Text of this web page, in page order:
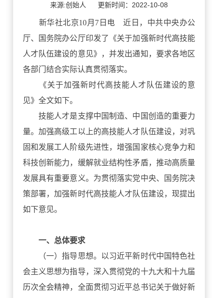
来源:创始人 更新时间：2022-10-08
新华社北京10月7日电 近日，中共中央办公
厅、国务院办公厅印发了《关于加强新时代高技能
人才队伍建设的意见》，并发出通知，要求各地区
各部门结合实际认真贯彻落实。
《关于加强新时代高技能人才队伍建设的意
见》全文如下。
技能人才是支撑中国制造、中国创造的重要力
量。加强高级工以上的高技能人才队伍建设，对巩
固和发展工人阶级先进性，增强国家核心竞争力和
科技创新能力，缓解就业结构性矛盾，推动高质量
发展具有重要意义。为贯彻落实党中央、国务院决
策部署，加强新时代高技能人才队伍建设，现提出
如下意见。
一、总体要求
（一）指导思想。以习近平新时代中国特色社
会主义思想为指导，深入贯彻党的十九大和十九届
历次全会精神，全面贯彻习近平总书记关于做好新